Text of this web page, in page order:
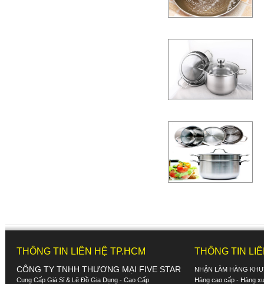
THÔNG TIN LIÊN HỆ TP.HCM
CÔNG TY TNHH THƯƠNG MẠI FIVE STAR
Cung Cấp Giá Sỉ & Lẽ Đồ Gia Dụng - Cao Cấp
THÔNG TIN
NHẬN LÀM HÀNG
Hàng cao cấp - Hàng